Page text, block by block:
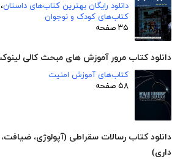
دانلود رایگان بهترین کتاب‌های داستان،
کتاب‌های کودک و نوجوان
۳۵ صفحه
دانلود کتاب مرور آموزش های مبحث کالی
کتاب‌های آموزش امنیت
۵۸ صفحه
دانلود کتاب رسالات سقراطی (آپولوژی، ضیافت،
داری)